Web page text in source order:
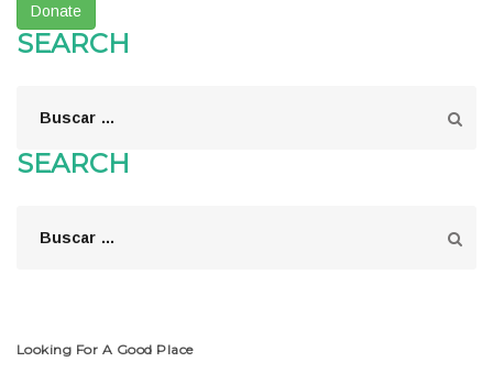
Donate
SEARCH
SEARCH
Looking For A Good Place